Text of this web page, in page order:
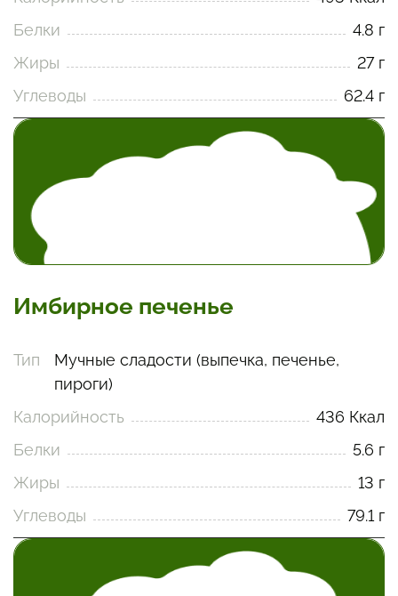
Белки
4.8 г
Жиры
27 г
Углеводы
62.4 г
Имбирное печенье
Тип
Мучные сладости (выпечка, печенье,
пироги)
Калорийность
436 Ккал
Белки
5.6 г
Жиры
13 г
Углеводы
79.1 г